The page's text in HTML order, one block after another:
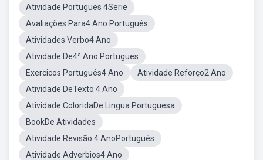
Atividade Portugues 4Serie
Avaliações Para4 Ano Português
Atividades Verbo4 Ano
Atividade De4ª Ano Portugues
Exercicos Português4 Ano
Atividade Reforço2 Ano
Atividade DeTexto 4 Ano
Atividade ColoridaDe Lingua Portuguesa
BookDe Atividades
Atividade Revisão 4 AnoPortuguês
Atividade Adverbios4 Ano